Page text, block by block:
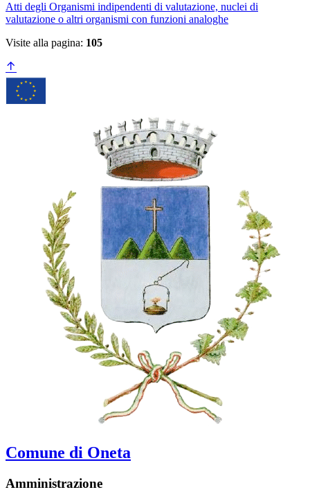
Atti degli Organismi indipendenti di valutazione, nuclei di
valutazione o altri organismi con funzioni analoghe
Visite alla pagina: 105
Comune di Oneta
Amministrazione